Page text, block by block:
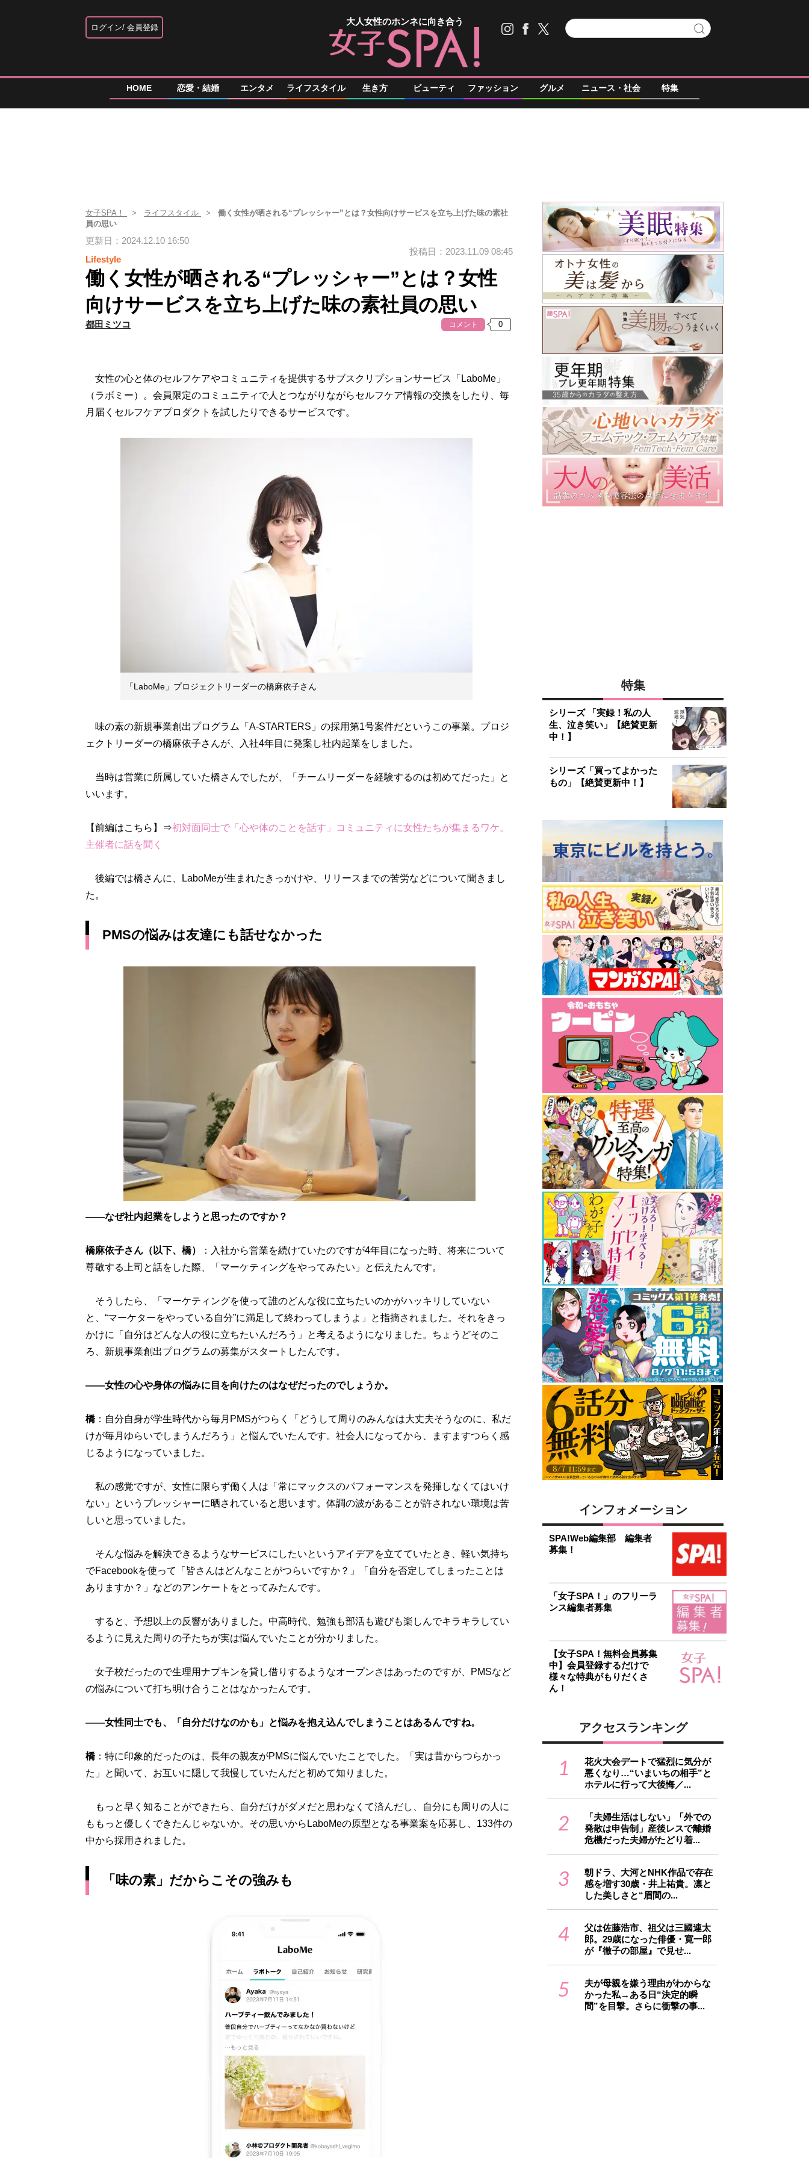
ログイン 会員登録
大人女性のホンネに向き合う
HOME 恋愛・結婚 エンタメ ライフスタイル 生き方 ビューティ ファッション グルメ ニュース・社会 特集
女子SPA！ ライフスタイル
働く女性が晒される“プレッシャー”とは？女性向けサービスを立ち上げた味の素社
員の思い
更新日：2024.12.10 16:50
Lifestyle
投稿日：2023.11.09 08:45
働く女性が晒される“プレッシャー”とは？女性
向けサービスを立ち上げた味の素社員の思い
都田ミツコ コメント
女性の心と体のセルフケアやコミュニティを提供するサブスクリプションサービス「LaboMe」
（ラボミー）。会員限定のコミュニティで人とつながりながらセルフケア情報の交換をしたり、毎
月届くセルフケアプロダクトを試したりできるサービスです。
「LaboMe」プロジェクトリーダーの橋麻依子さん
味の素の新規事業創出プログラム「A-STARTERS」の採用第1号案件だというこの事業。プロジ
ェクトリーダーの橋麻依子さんが、入社4年目に発案し社内起業をしました。
当時は営業に所属していた橋さんでしたが、「チームリーダーを経験するのは初めてだった」と
いいます。
【前編はこちら】⇒初対面同士で「心や体のことを話す」コミュニティに女性たちが集まるワケ。
主催者に話を聞く
後編では橋さんに、LaboMeが生まれたきっかけや、リリースまでの苦労などについて聞きまし
た。
PMSの悩みは友達にも話せなかった
――なぜ社内起業をしようと思ったのですか？
橋麻依子さん（以下、橋）
：入社から営業を続けていたのですが4年目になった時、将来について
尊敬する上司と話をした際、「マーケティングをやってみたい」と伝えたんです。
そうしたら、「マーケティングを使って誰のどんな役に立ちたいのかがハッキリしていない
と、“マーケターをやっている自分”に満足して終わってしまうよ」と指摘されました。それをきっ
かけに「自分はどんな人の役に立ちたいんだろう」と考えるようになりました。ちょうどそのこ
ろ、新規事業創出プログラムの募集がスタートしたんです。
――女性の心や身体の悩みに目を向けたのはなぜだったのでしょうか。
橋：自分自身が学生時代から毎月PMSがつらく「どうして周りのみんなは大丈夫そうなのに、私だ
けが毎月ゆらいでしまうんだろう」と悩んでいたんです。社会人になってから、ますますつらく感
じるようになっていました。
私の感覚ですが、女性に限らず働く人は「常にマックスのパフォーマンスを発揮しなくてはいけ
ない」というプレッシャーに晒されていると思います。体調の波があることが許されない環境は苦
しいと思っていました。
そんな悩みを解決できるようなサービスにしたいというアイデアを立てていたとき、軽い気持ち
でFacebookを使って「皆さんはどんなことがつらいですか？」「自分を否定してしまったことは
ありますか？」などのアンケートをとってみたんです。
すると、予想以上の反響がありました。中高時代、勉強も部活も遊びも楽しんでキラキラしてい
るように見えた周りの子たちが実は悩んでいたことが分かりました。
女子校だったので生理用ナプキンを貸し借りするようなオープンさはあったのですが、PMSなど
の悩みについて打ち明け合うことはなかったんです。
――女性同士でも、「自分だけなのかも」と悩みを抱え込んでしまうことはあるんですね。
橋：特に印象的だったのは、長年の親友がPMSに悩んでいたことでした。「実は昔からつらかっ
た」と聞いて、お互いに隠して我慢していたんだと初めて知りました。
もっと早く知ることができたら、自分だけがダメだと思わなくて済んだし、自分にも周りの人に
ももっと優しくできたんじゃないか。その思いからLaboMeの原型となる事業案を応募し、133件の
中から採用されました。
「味の素」だからこその強みも
特集
シリーズ 「実録！私の人
生、泣き笑い」【絶賛更新
中！】
シリーズ「買ってよかった
もの」【絶賛更新中！】
インフォメーション
SPA!Web編集部 編集者
募集！
「女子SPA！」のフリーラ
ンス編集者募集
【女子SPA！無料会員募集
中】会員登録するだけで
様々な特典がもりだくさ
ん！
アクセスランキング
1
花火大会デートで猛烈に気分が
悪くなり…“いまいちの相手”と
ホテルに行って大後悔／...
2
「夫婦生活はしない」「外での
発散は申告制」産後レスで離婚
危機だった夫婦がたどり着...
3
朝ドラ、大河とNHK作品で存在
感を増す30歳・井上祐貴。凛と
した美しさと“眉間の...
4
父は佐藤浩市、祖父は三國連太
郎。29歳になった俳優・寛一郎
が『徹子の部屋』で見せ...
5
夫が母親を嫌う理由がわからな
かった私→ある日“決定的瞬
間”を目撃。さらに衝撃の事...